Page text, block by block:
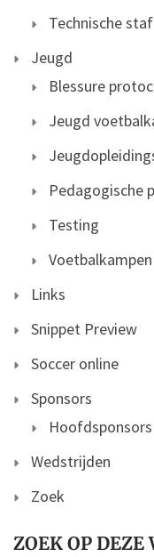
Technische staf
Jeugd
Blessure
Jeugd
Pedagogische
Testing
Voetbalkampen
Links
Snippet Preview
Soccer online
Sponsors
Wedstrijden
Zoek
ZOEK OP DEZE